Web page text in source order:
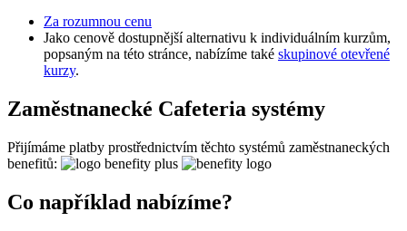
Za rozumnou cenu
Jako cenově dostupnější alternativu k individuálním kurzům,
popsaným na této stránce, nabízíme také skupinové otevřené
kurzy.
Zaměstnanecké Cafeteria systémy
Přijímáme platby prostřednictvím těchto systémů zaměstnaneckých
benefitů:
Co například nabízíme?